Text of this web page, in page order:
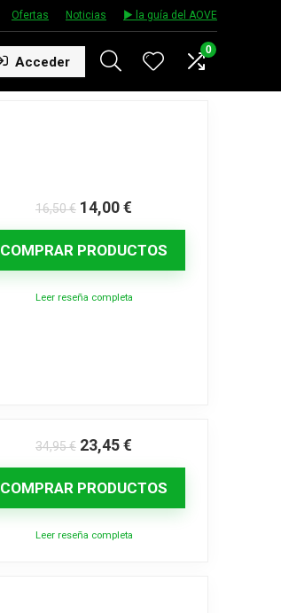
Ofertas Noticias ▶️ la guía del AOVE
Acceder
0
16,50€ 14,00 €
COMPRAR PRODUCTOS
Leer reseña completa
34,95€ 23,45 €
COMPRAR PRODUCTOS
Leer reseña completa